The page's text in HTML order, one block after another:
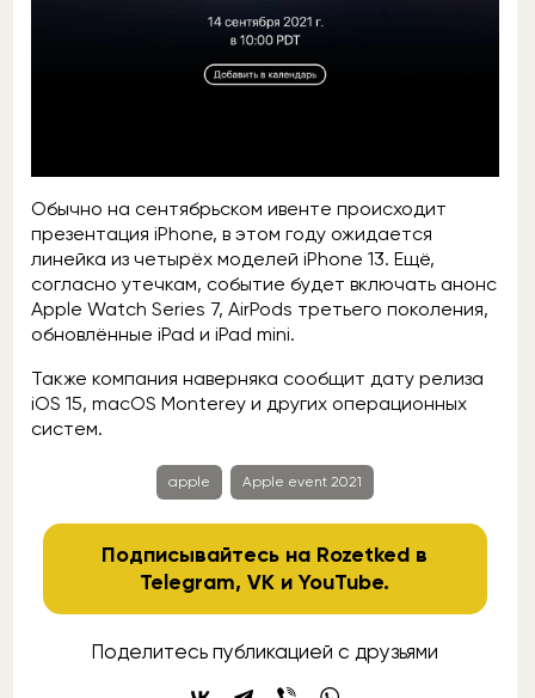
Обычно на сентябрьском ивенте происходит
презентация iPhone, в этом году ожидается
линейка из четырёх моделей iPhone 13. Ещё,
согласно утечкам, событие будет включать анонс
Apple Watch Series 7, AirPods третьего поколения,
обновлённые iPad и iPad mini.
Также компания наверняка сообщит дату релиза
iOS 15, macOS Monterey и других операционных
систем.
apple Apple event 2021
Подписывайтесь на Rozetked в
Telegram,VK иYouTube.
Поделитесь публикацией с друзьями